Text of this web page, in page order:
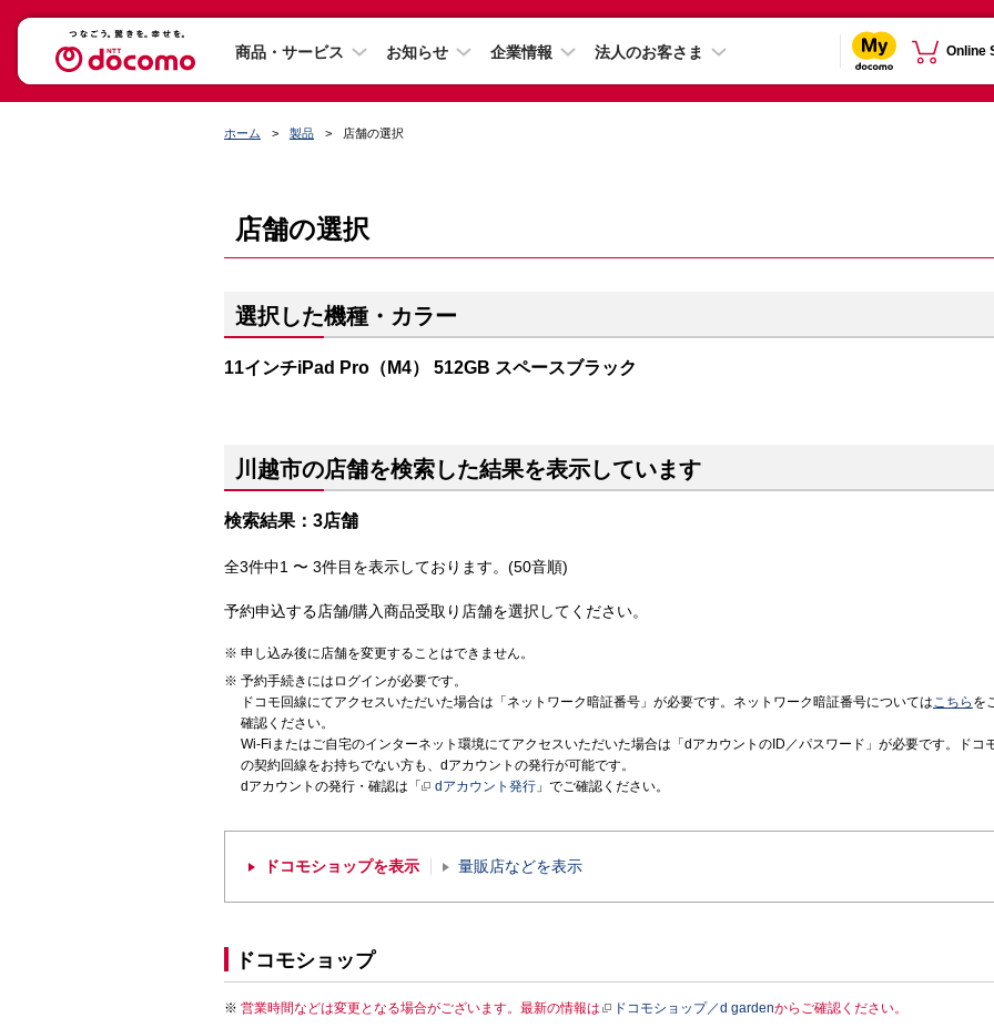
商品・サービス お知らせ 企業情報 法人のお客さま Online
ホーム 製品 店舗の選択
店舗の選択
選択した機種・カラー
11インチiPad Pro（M4） 512GB スペースブラック
川越市の店舗を検索した結果を表示しています
検索結果：3店舗
全3件中1 〜 3件目を表示しております。(50音順)
予約申込する店舗/購入商品受取り店舗を選択してください。
申し込み後に店舗を変更することはできません。
予約手続きにはログインが必要です。
ドコモ回線にてアクセスいただいた場合は「ネットワーク暗証番号」が必要です。ネットワーク暗証番号についてはこちら を
確認ください。
Wi-Fiまたはご自宅のインターネット環境にてアクセスいただいた場合は「dアカウントのID／パスワード」が必要です。ドコ
の契約回線をお持ちでない方も、dアカウントの発行が可能です。
dアカウントの発行・確認は「
dアカウント発行 」でご確認ください。
ドコモショップを表示 量販店などを表示
ドコモショップ
営業時間などは変更となる場合がございます。最新の情報は ドコモショップ／d gardenからご確認ください。